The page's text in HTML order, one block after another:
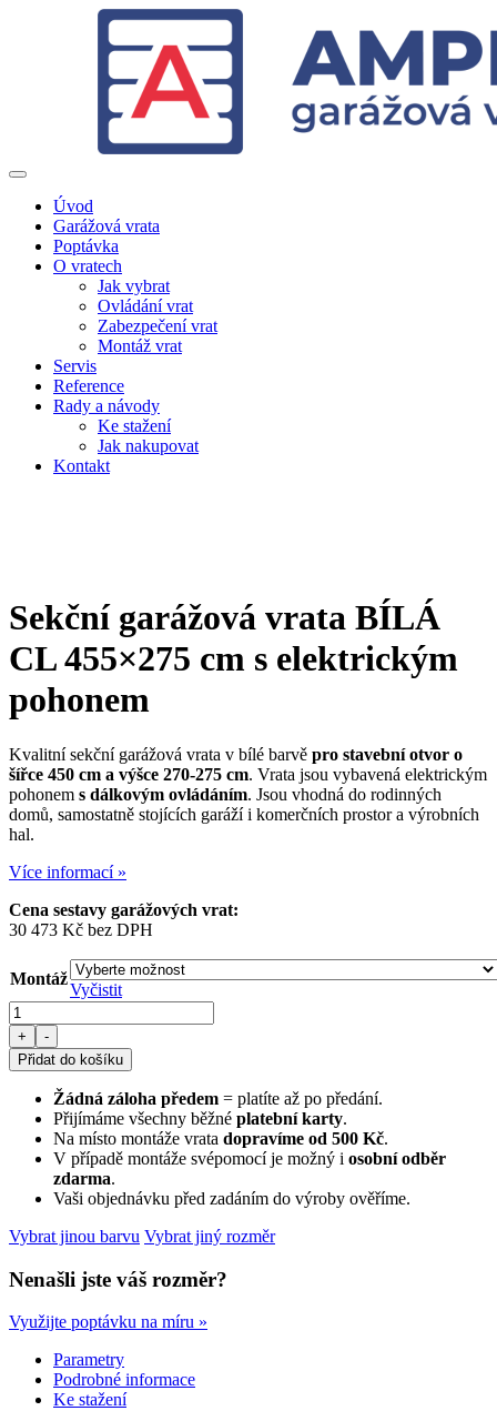
Úvod
Garážová vrata
Poptávka
O vratech
Jak vybrat
Ovládání vrat
Zabezpečení vrat
Montáž vrat
Servis
Reference
Rady a návody
Ke stažení
Jak nakupovat
Kontakt
Sekční garážová vrata BÍLÁ
CL 455×275 cm s elektrickým
pohonem
Kvalitní sekční garážová vrata v bílé barvě pro stavební otvor o
šířce 450 cm a výšce 270-275 cm. Vrata jsou vybavená elektrickým
pohonem s dálkovým ovládáním. Jsou vhodná do rodinných
domů, samostatně stojících garáží i komerčních prostor a výrobních
hal.
Více informací »
Cena sestavy garážových vrat:
30 473 Kč bez DPH
Montáž
Vyčistit
Sekční garážová vrata BÍLÁ CL 455×275 cm s elektrickým
+
-
Přidat do košíku
Žádná záloha předem = platíte až po předání.
Přijímáme všechny běžné platební karty.
Na místo montáže vrata dopravíme od 500 Kč.
V případě montáže svépomocí je možný i osobní odběr
zdarma.
Vaši objednávku před zadáním do výroby ověříme.
Vybrat jinou barvu Vybrat jiný rozměr
Nenašli jste váš rozměr?
Využijte poptávku na míru »
Parametry
Podrobné informace
Ke stažení